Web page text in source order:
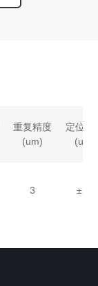
重复精度
(um)
定位精
(um)
3 ±10